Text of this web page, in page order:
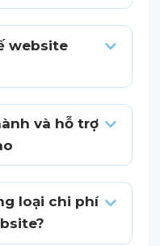
website
và hỗ trợ
loại chi phí